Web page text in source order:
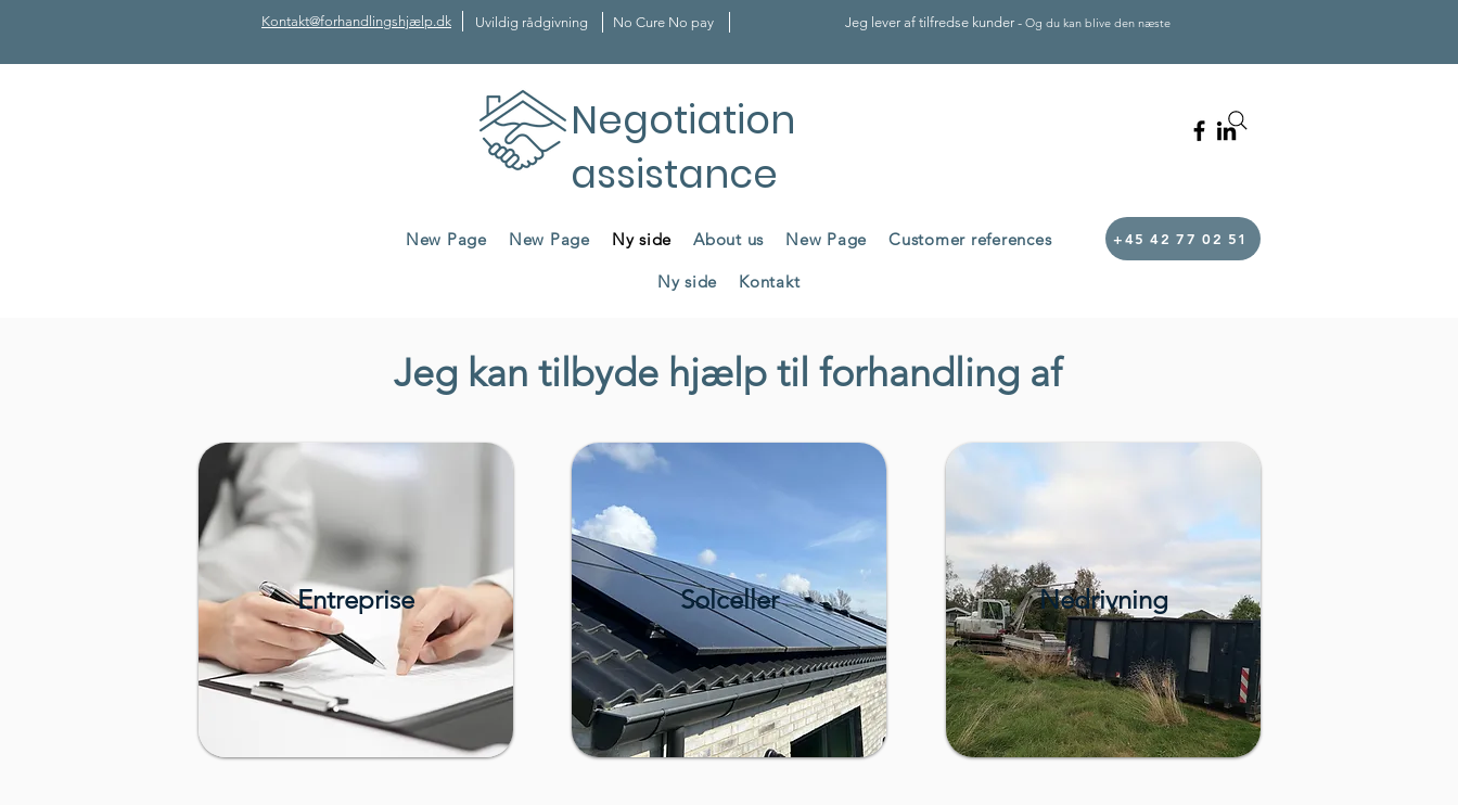
Kontakt@forhandlingshjælp.dk Uvildig rådgivning No Cure No pay Jeg lever af tilfredse kunder - Og du kan blive den næste
Negotiation
assistance
New Page New Page Ny side About us New Page Customer references
Ny side Kontakt
+45 42 77 02 51
Jeg kan tilbyde hjælp til forhandling af
Entreprise Solceller Nedrivning